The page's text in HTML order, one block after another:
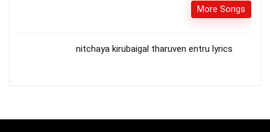
More Songs
nitchaya kirubaigal tharuven entru lyrics